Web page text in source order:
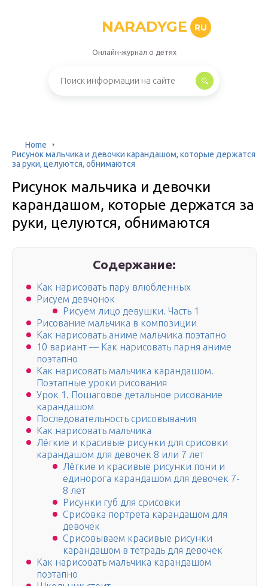
NARADYGE RU
Онлайн-журнал о детях
Home
Рисунок мальчика и девочки карандашом, которые держатся
за руки, целуются, обнимаются
Рисунок мальчика и девочки
карандашом, которые держатся за
руки, целуются, обнимаются
Содержание:
Как нарисовать пару влюбленных
Рисуем девчонок
Рисуем лицо девушки. Часть 1
Рисование мальчика в композиции
Как нарисовать аниме мальчика поэтапно
10 вариант — Как нарисовать парня аниме
поэтапно
Как нарисовать мальчика карандашом.
Поэтапные уроки рисования
Урок 1. Пошаговое детальное рисование
карандашом
Последовательность срисовывания
Как нарисовать мальчика
Лёгкие и красивые рисунки для срисовки
карандашом для девочек 8 или 7 лет
Лёгкие и красивые рисунки пони и
единорога карандашом для девочек 7-
8 лет
Рисунки губ для срисовки
Срисовка портрета карандашом для
девочек
Срисовываем красивые рисунки
карандашом в тетрадь для девочек
Как нарисовать мальчика карандашом
поэтапно